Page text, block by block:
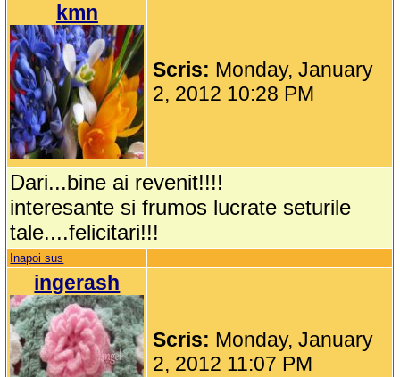
kmn
Scris: Monday, January
2, 2012 10:28 PM
Dari...bine ai revenit!!!!
interesante si frumos lucrate seturile
tale....felicitari!!!
Inapoi sus
ingerash
Scris: Monday, January
2, 2012 11:07 PM